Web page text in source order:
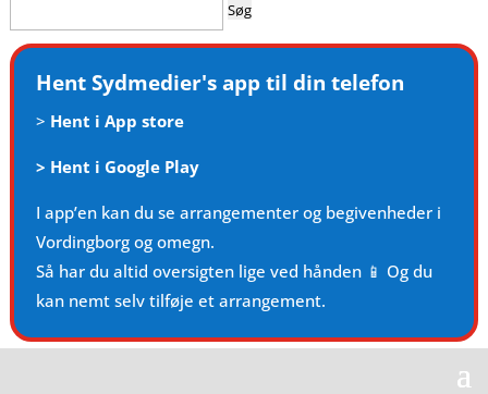
efter:
Hent Sydmedier's app til din telefon
> Hent i App store
> Hent i Google Play
I app’en kan du se arrangementer og begivenheder i
Vordingborg og omegn.
Så har du altid oversigten lige ved hånden 📱 Og du
kan nemt selv tilføje et arrangement.